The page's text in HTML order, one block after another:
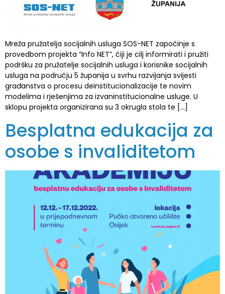
Mreža pružatelja socijalnih usluga SOS-NET započinje s
provedbom projekta “Info NET”, čiji je cilj informirati i pružiti
podršku za pružatelje socijalnih usluga i korisnike socijalnih
usluga na području 5 županija u svrhu razvijanja svijesti
građanstva o procesu deinstitucionalizacije te novim
modelima i rješenjima za izvaninstitucionalne usluge. U
sklopu projekta organizirana su 3 okrugla stola te […]
Besplatna edukacija za
osobe s invaliditetom